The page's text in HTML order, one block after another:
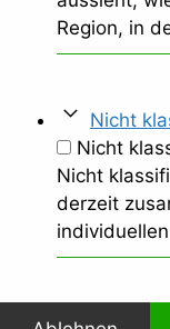
Region, in
Nicht
Nicht
Nicht
derzeit